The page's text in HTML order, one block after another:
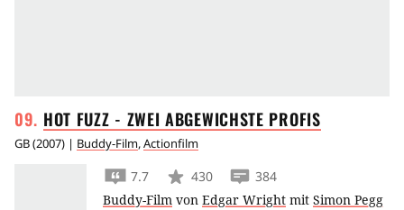
HOT FUZZ - ZWEI ABGEWICHSTE PROFIS
GB(2007) | Buddy-Film,Actionfilm
7.7 430
384
Buddy-Film von Edgar Wright mit Simon Pegg